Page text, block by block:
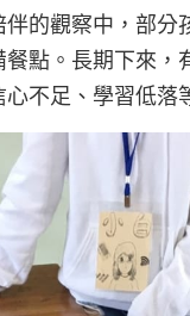
的觀察中，部
點。長期下來
不足、學習低落